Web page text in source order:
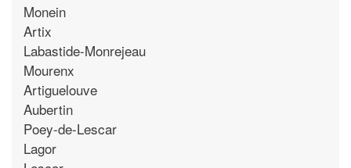
Monein
Artix
Labastide-Monrejeau
Mourenx
Artiguelouve
Aubertin
Poey-de-Lescar
Lagor